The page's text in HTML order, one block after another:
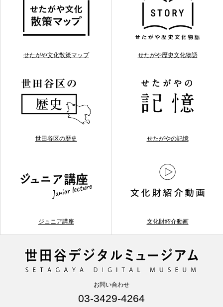
せたがや文化散策マップ せたがや歴史文化物語
世田谷区の歴史 せたがやの記憶
ジュニア講座 文化財紹介動画
お問い合わせ
03-3429-4264